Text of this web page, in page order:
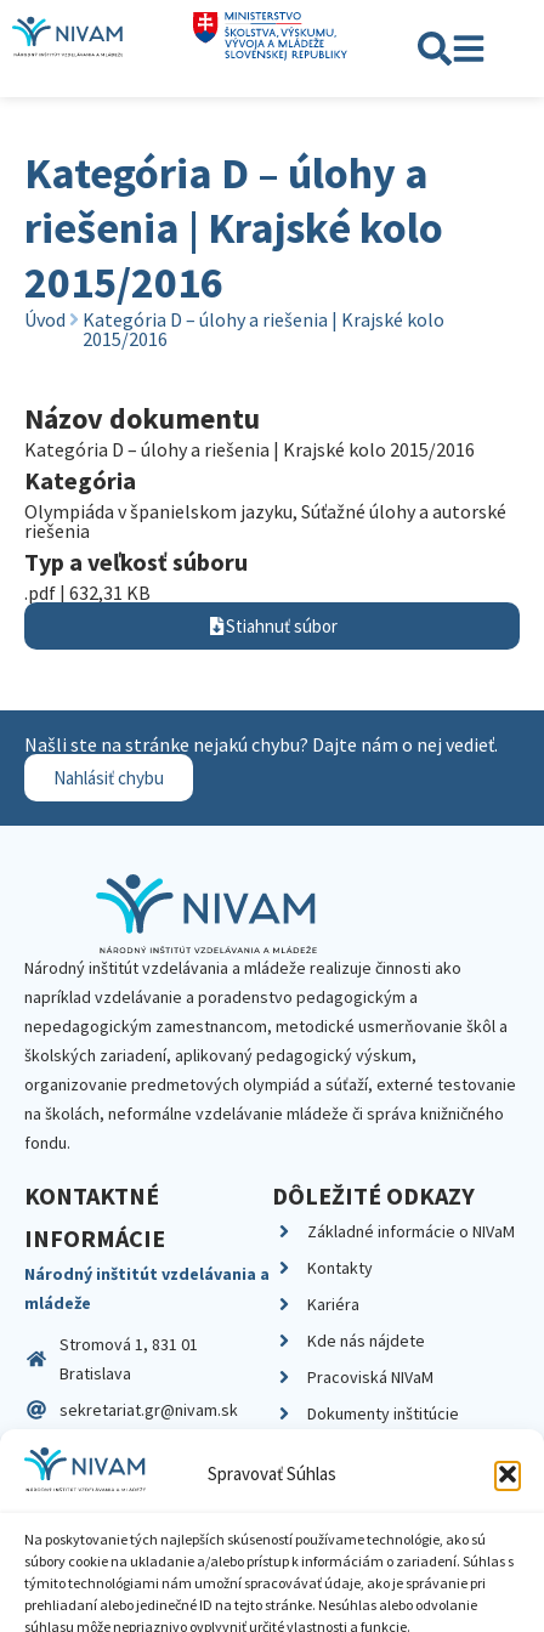
Spravovať Súhlas
Na poskytovanie tých najlepších skúseností používame technológie, ako sú
súbory cookie na ukladanie a/alebo prístup k informáciám o zariadení. Súhlas s
týmito technológiami nám umožní spracovávať údaje, ako je správanie pri
prehliadaní alebo jedinečné ID na tejto stránke. Nesúhlas alebo odvolanie
súhlasu môže nepriaznivo ovplyvniť určité vlastnosti a funkcie.
Kategória D – úlohy a
riešenia | Krajské kolo
2015/2016
Úvod
Kategória D – úlohy a riešenia | Krajské kolo
2015/2016
Názov dokumentu
Kategória D – úlohy a riešenia | Krajské kolo 2015/2016
Kategória
Olympiáda v španielskom jazyku, Súťažné úlohy a autorské
riešenia
Typ a veľkosť súboru
.pdf | 632,31 KB
Stiahnuť súbor
Našli ste na stránke nejakú chybu? Dajte nám o nej vedieť.
Nahlásiť chybu
Národný inštitút vzdelávania a mládeže realizuje činnosti ako
napríklad vzdelávanie a poradenstvo pedagogickým a
nepedagogickým zamestnancom, metodické usmerňovanie škôl a
školských zariadení, aplikovaný pedagogický výskum,
organizovanie predmetových olympiád a súťaží, externé testovanie
na školách, neformálne vzdelávanie mládeže či správa knižničného
fondu.
KONTAKTNÉ
INFORMÁCIE
Národný inštitút vzdelávania a
mládeže
Stromová 1, 831 01
Bratislava
sekretariat.gr@nivam.sk
IČO: 00164348
DIČ: 2020798714
DÔLEŽITÉ ODKAZY
Základné informácie o NIVaM
Kontakty
Kariéra
Kde nás nájdete
Pracoviská NIVaM
Dokumenty inštitúcie
Zásady ochrany súkromia